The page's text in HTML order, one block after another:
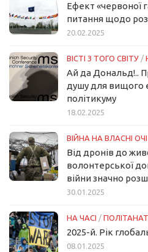
Ефект «червоної
питання щодо
20.02.2025
ВІСТІ З ТОГО СВІТУ /
Ай да Дональд!..
душу для вищого
політикуму
18.02.2025
ВІЙНА НА ВЛАСНІ ОЧІ
Від дронів до
волонтерської
війни значно
30.01.2025
НА ЧАСІ /
2025-й. Рік
08.01.2025